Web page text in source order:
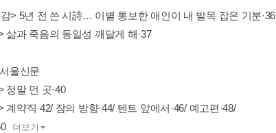
> 5년 전 쓴 시詩… 이별 통보한 애인이 내 발목 잡은 기분·36
삶과 죽음의 동일성 깨달게 해·37
울신문
정말 먼 곳·40
계약직·42/ 잠의 방향·44/ 텐트 앞에서·46/ 예고편·48/
더보기